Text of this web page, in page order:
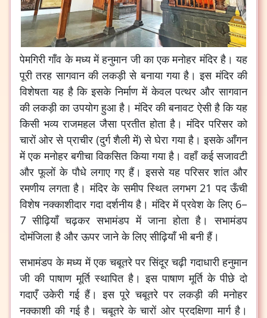
पेमगिरी गाँव के मध्य में हनुमान जी का एक मनोहर मंदिर है। यह
पूरी तरह सागवान की लकड़ी से बनाया गया है। इस मंदिर की
विशेषता यह है कि इसके निर्माण में केवल पत्थर और सागवान
की लकड़ी का उपयोग हुआ है। मंदिर की बनावट ऐसी है कि यह
किसी भव्य राजमहल जैसा प्रतीत होता है। मंदिर परिसर को
चारों ओर से प्राचीर (दुर्ग शैली में) से घेरा गया है। इसके आँगन
में एक मनोहर बगीचा विकसित किया गया है। वहाँ कई सजावटी
और फूलों के पौधे लगाए गए हैं। इससे यह परिसर शांत और
रमणीय लगता है। मंदिर के समीप स्थित लगभग 21 पद ऊँची
विशेष नक्काशीदार गदा दर्शनीय है। मंदिर में प्रवेश के लिए 6–
7 सीढ़ियाँ चढ़कर सभामंडप में जाना होता है। सभामंडप
दोमंजिला है और ऊपर जाने के लिए सीढ़ियाँ भी बनी हैं।
सभामंडप के मध्य में एक चबूतरे पर सिंदूर चढ़ी गदाधारी हनुमान
जी की पाषाण मूर्ति स्थापित है। इस पाषाण मूर्ति के पीछे दो
गदाएँ उकेरी गई हैं। इस पूरे चबूतरे पर लकड़ी की मनोहर
नक्काशी की गई है। चबूतरे के चारों ओर प्रदक्षिणा मार्ग है।